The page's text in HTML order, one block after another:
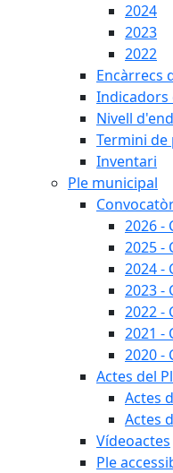
2024
2023
2022
Encàrrecs
Indicadors
Nivell
Termini
Inventari
Ple municipal
2026 -
2025 -
2024 -
2023 -
2022 -
2021 -
2020 -
Actes del
Actes
Actes
Vídeoactes
Ple